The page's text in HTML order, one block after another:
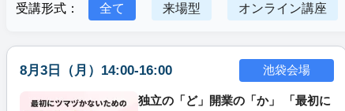
受講形式：
全て 来場型 オンライン講座
8月3日（月）14:00-16:00 池袋会場
独立の「ど」開業の「か」 「最初に